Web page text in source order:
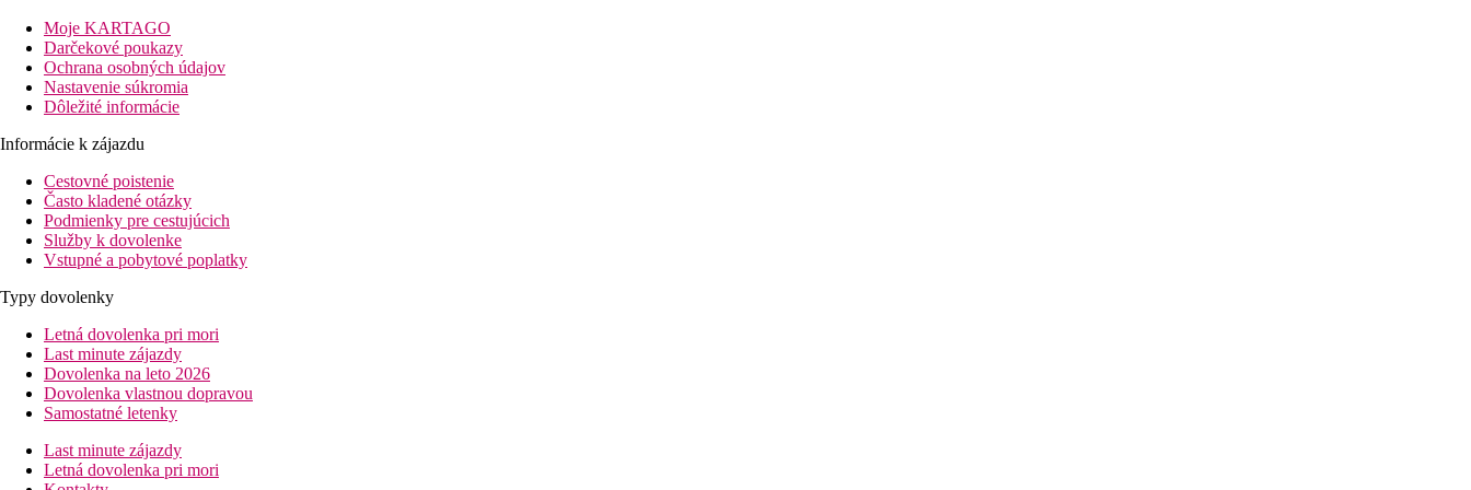
poznávaním okolia.
Vzdialenosť
pláže: 150 m
letisko: 35 km Burgas
nákupných možností: 1000 m
Popis izby
Dvojlôžková izba
klimatizácia
telefón
TV
kúpeľňa/WC (sušič vlasov na vyžiadanie na recepcii, za zálohu)
balkón alebo terasa
Ostatné typy izieb (pokiaľ nie je uvedené inak, majú izby vyššie uvedené vybavenie)
Dvojposteľová izba, Superior, Large:
vstupná hala s recepciou
hlavná reštaurácia
Moje KARTAGO
Darčekové poukazy
Ochrana osobných údajov
Nastavenie súkromia
Dôležité informácie
Informácie k zájazdu
Cestovné poistenie
Často kladené otázky
Podmienky pre cestujúcich
Služby k dovolenke
Vstupné a pobytové poplatky
Typy dovolenky
Letná dovolenka pri mori
Last minute zájazdy
Dovolenka na leto 2026
Dovolenka vlastnou dopravou
Samostatné letenky
Last minute zájazdy
Letná dovolenka pri mori